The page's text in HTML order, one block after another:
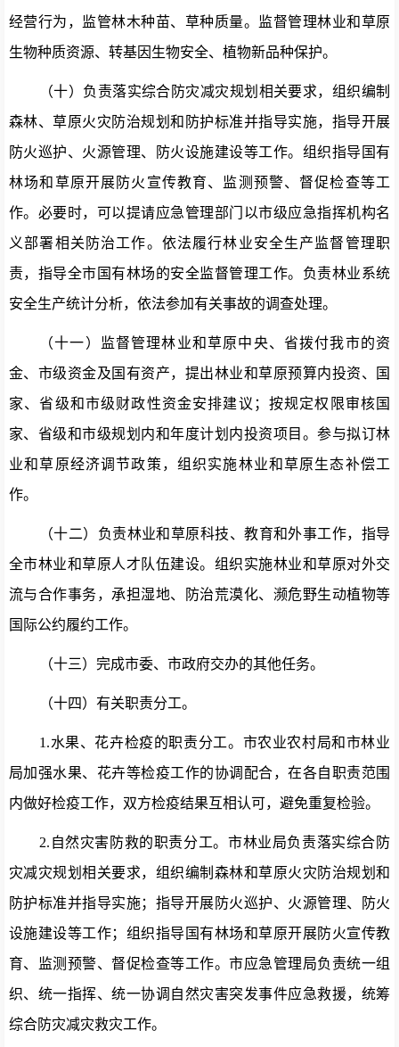
经营行为，监管林木种苗、草种质量。监督管理林业和草原
生物种质资源、转基因生物安全、植物新品种保护。
（十）负责落实综合防灾减灾规划相关要求，组织编制
森林、草原火灾防治规划和防护标准并指导实施，指导开展
防火巡护、火源管理、防火设施建设等工作。 组织指导国有
林场和草原开展防火宣传教育、监测预警、督促检查等工
作。必要时，可以提请应急管理部门以市级应急指挥机构名
义部署相关防治工作。依法履行林业安全生产监督管理职
责，指导全市 国有林场的安全监督管理工作。负责林业系统
安全生产统计分析，依法参加有关事故的调查处理。
（十一）监督管理林业和草原中央、省拨付我市的资
金、市级资金及国有资产，提出林业和草原预算内投资、国
家、省级和市级财政性资金安排建议； 按规定权限审核国
家、省级和市级规划内和年度计划内投资项目。参与拟订林
业和草原经济调节政策，组织实施林业和草原生态补偿工
作。
（十二）负责林业和草原科技、教育和外事工作，指导
全市林业和草原人才队伍建设。 组织实施林业和草原对外交
流与合作事务，承担湿地、防治荒漠化、濒危野生动植物等
国际公约履约工作。
（十三） 完成市委、市政府交办的其他任务。
（十四） 有关职责分工。
1.水果、花卉检疫的职责分工。 市农业农村局和市林业
局加强水果、花卉等检疫工作的协调配合，在各自职责范围
内做好检疫工作，双方检疫结果互相认可，避免重复检验。
2.自然灾害防救的职责分工。市林业局负责落实综合防
灾减灾规划相关要求，组织编制森林和草原火灾防治规划和
防护标准并指导实施；指导开展防火巡护、火源管理、防火
设施建设等工作；组织指导国有林场和草原开展防火宣传教
育、监测预警、督促检查等工作。市应急管理局负责统一组
织、统一指挥、统一协调自然灾害突发事件应急救援，统筹
综合防灾减灾救灾工作。